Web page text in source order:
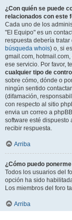
¿Con quién se puede
relacionados con este
Cada uno de los
"El Equipo" es un
respuesta debería
búsqueda whois) o, si
gmail.com,
ese servicio. Por favor,
cualquier tipo de control
sobre cómo, dónde o
ningún sentido
(difamación,
con respecto al sitio
envia un correo a
software esté dispuesto
recibir respuesta.
Arriba
¿Cómo puedo
Todos los usuarios del
opción ha sido
Los miembros del foro
Arriba